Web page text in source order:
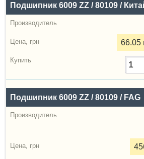
Назва
Производитель
Радиальный
грн
Купить
Подшипник 6009 ZZ / 80109 /
66.05
Подшипник 6009 ZZ / 80109 / FAG